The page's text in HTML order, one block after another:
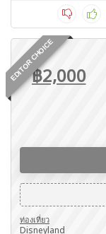
EDITOR CHOICE฿2,000
ท่องเที่ยว
Disneyland